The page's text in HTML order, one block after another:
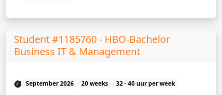
Student #1185760 - HBO-Bachelor
Business IT & Management
September 2026 20 weeks
32 - 40 uur per week